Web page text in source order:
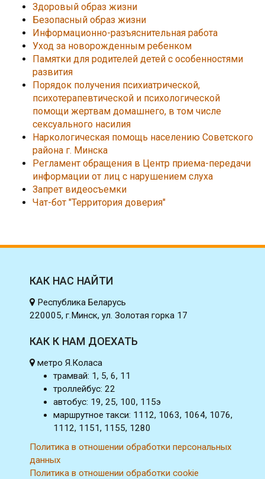
Здоровый образ жизни
Безопасный образ жизни
Информационно-разъяснительная работа
Уход за новорожденным ребенком
Памятки для родителей детей с особенностями
развития
Порядок получения психиатрической,
психотерапевтической и психологической
помощи жертвам домашнего, в том числе
сексуального насилия
Наркологическая помощь населению Советского
района г. Минска
Регламент обращения в Центр приема-передачи
информации от лиц с нарушением слуха
Запрет видеосъемки
Чат-бот "Территория доверия"
КАК НАС НАЙТИ
Республика Беларусь
220005, г.Минск, ул. Золотая горка 17
КАК К НАМ ДОЕХАТЬ
метро Я.Коласа
трамвай: 1, 5, 6, 11
троллейбус: 22
автобус: 19, 25, 100, 115э
маршрутное такси: 1112, 1063, 1064, 1076,
1112, 1151, 1155, 1280
Политика в отношении обработки персональных
данных
Политика в отношении обработки cookie